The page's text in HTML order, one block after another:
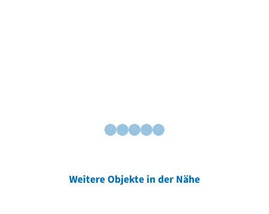
Weitere Objekte in der Nähe